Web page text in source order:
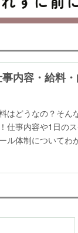
事内容・給料
はどうなの？そん
仕事内容や1日の
体制についてわ